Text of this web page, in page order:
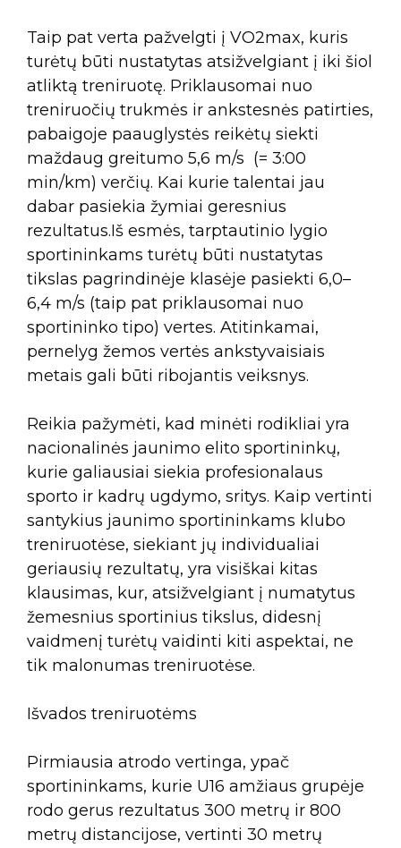
Taip pat verta pažvelgti į VO2max, kuris
turėtų būti nustatytas atsižvelgiant į iki šiol
atliktą treniruotę. Priklausomai nuo
treniruočių trukmės ir ankstesnės patirties,
pabaigoje paauglystės reikėtų siekti
maždaug greitumo 5,6 m/s (= 3:00
min/km) verčių. Kai kurie talentai jau
dabar pasiekia žymiai geresnius
rezultatus.Iš esmės, tarptautinio lygio
sportininkams turėtų būti nustatytas
tikslas pagrindinėje klasėje pasiekti 6,0–
6,4 m/s (taip pat priklausomai nuo
sportininko tipo) vertes. Atitinkamai,
pernelyg žemos vertės ankstyvaisiais
metais gali būti ribojantis veiksnys.
Reikia pažymėti, kad minėti rodikliai yra
nacionalinės jaunimo elito sportininkų,
kurie galiausiai siekia profesionalaus
sporto ir kadrų ugdymo, sritys. Kaip vertinti
santykius jaunimo sportininkams klubo
treniruotėse, siekiant jų individualiai
geriausių rezultatų, yra visiškai kitas
klausimas, kur, atsižvelgiant į numatytus
žemesnius sportinius tikslus, didesnį
vaidmenį turėtų vaidinti kiti aspektai, ne
tik malonumas treniruotėse.
Išvados treniruotėms
Pirmiausia atrodo vertinga, ypač
sportininkams, kurie U16 amžiaus grupėje
rodo gerus rezultatus 300 metrų ir 800
metrų distancijose, vertinti 30 metrų